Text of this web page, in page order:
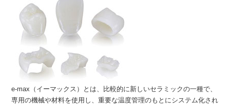
e-max（イーマックス）とは、比較的に新しいセラミックの一種で、
専用の機械や材料を使用し、重要な温度管理のもとにシステム化され